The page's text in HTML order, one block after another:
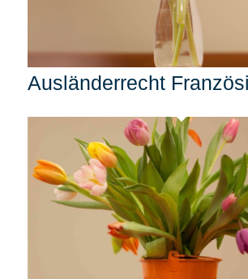
Ausländerrecht